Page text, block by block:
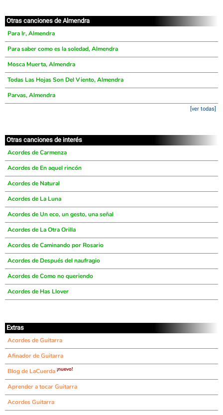
Otras canciones de Almendra
Para Ir, Almendra
Para saber como es la soledad, Almendra
Mosca Muerta, Almendra
Todas Las Hojas Son Del Viento, Almendra
Parvas, Almendra
[ver todas]
Otras canciones de interés
Acordes de Carmenza
Acordes de En aquel rincón
Acordes de Natural
Acordes de La Luna
Acordes de Un eco, un gesto, una señal
Acordes de La Otra Orilla
Acordes de Caminando por Rosario
Acordes de Después del naufragio
Acordes de Como no queriendo
Acordes de Has Llover
Extras
Acordes de Guitarra
Afinador de Guitarra
Blog de LaCuerda ¡nuevo!
Aprender a tocar Guitarra
Acordes Guitarra